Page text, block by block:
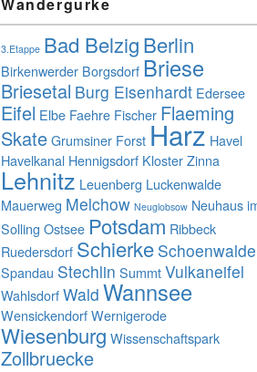
3.Etappe Bad BelzigBerlin
Birkenwerder Borgsdorf Briese
Briesetal Burg Eisenhardt Edersee
Eifel Elbe Faehre Fischer Flaeming
SkateGrumsiner Forst Harz Havel
Havelkanal Hennigsdorf Kloster Zinna
Lehnitz Leuenberg Luckenwalde
Mauerweg Melchow Neuglobsow Neuhaus
Solling Ostsee Potsdam Ribbeck
Ruedersdorf Schierke Schoenwalde
Spandau Stechlin SummtVulkaneifel
WahlsdorfWald Wannsee
WensickendorfWernigerode
Wiesenburg Wissenschaftspark
Zollbruecke